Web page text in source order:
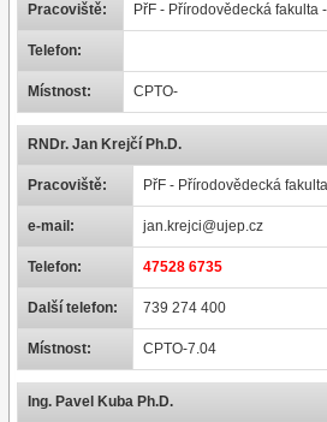
Pracoviště: PřF - Přírodovědecká fakulta
Telefon:
Místnost: CPTO-
RNDr. Jan Krejčí Ph.D.
Pracoviště: PřF - Přírodovědecká
e-mail: jan.krejci@ujep.cz
Telefon: 47528 6735
Další telefon: 739 274 400
Místnost: CPTO-7.04
Ing. Pavel Kuba Ph.D.